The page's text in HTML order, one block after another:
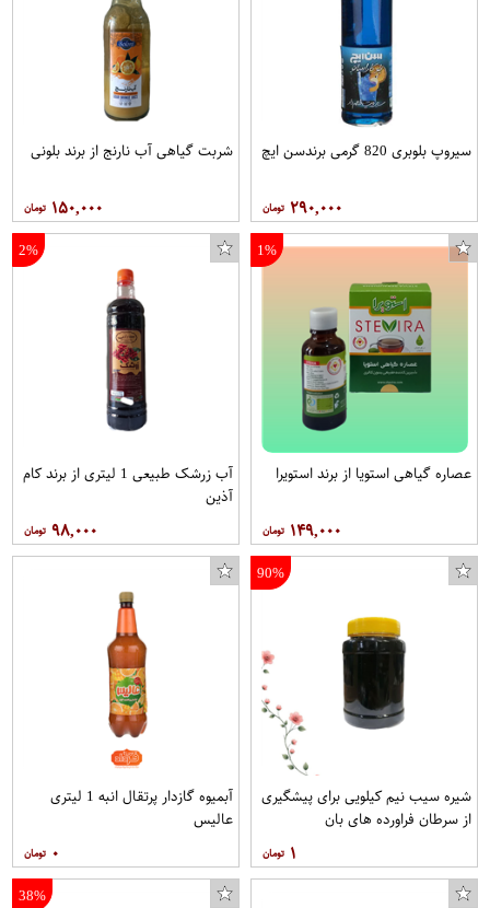
سیروپ بلوبری 820 گرمی برندسن ایچ
۲۹۰,۰۰۰
شربت گیاهی آب نارنج از برند بلونی
۱۵۰,۰۰۰
1%
عصاره گیاهی استویا از برند استویرا
۱۴۹,۰۰۰
2%
آب زرشک طبیعی 1 لیتری از برند کام
آذین
۹۸,۰۰۰
90%
شیره سیب نیم کیلویی برای پیشگیری
از سرطان فراورده های بان
۱
آبمیوه گازدار پرتقال انبه 1 لیتری
عالیس
۰
38%